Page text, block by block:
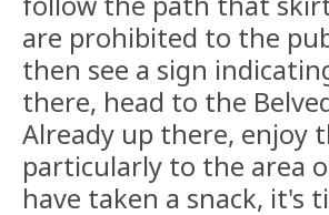
are prohibited to the
then see a sign
there, head to the
Already up there, enjoy
particularly to the area
have taken a snack, it's